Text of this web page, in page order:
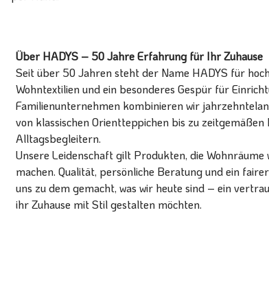
Über HADYS – 50 Jahre Erfahrung für Ihr Zuhause
Seit über 50 Jahren steht der Name HADYS für
Wohntextilien und ein besonderes Gespür für
Familienunternehmen kombinieren wir
von klassischen Orientteppichen bis zu
Alltagsbegleitern.
Unsere Leidenschaft gilt Produkten, die Wohnräume
machen. Qualität, persönliche Beratung und ein
uns zu dem gemacht, was wir heute sind – ein
ihr Zuhause mit Stil gestalten möchten.